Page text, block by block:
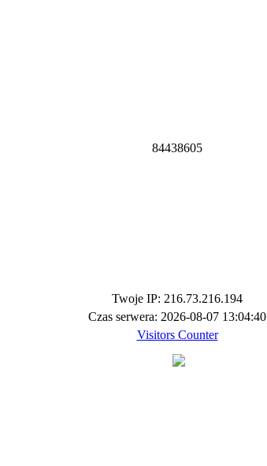
84438605
Twoje IP: 216.73.216.194
Czas serwera: 2026-08-07 13:04:40
Visitors Counter